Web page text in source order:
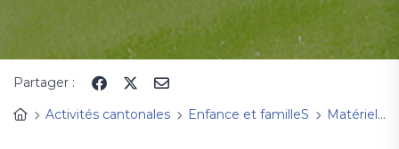
Partager :
Activités cantonales
Enfance et familleS Matériel d'animation